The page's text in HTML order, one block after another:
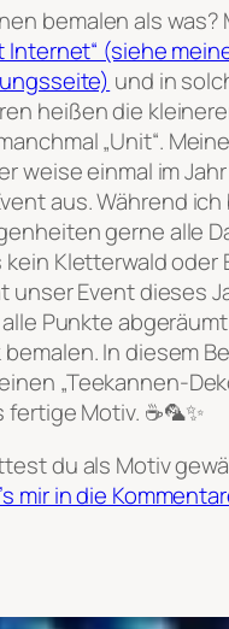
bemalen alswas?
Internet“ (siehe
und in
heißen die
„Unit“.
weise einmal im
aus. Während
gerne alle
Kletterwald oder
unser Event dieses
Punkte
bemalen. In diesem
„Teekannen-
fertige Motiv. ☕🦜✨
du als Motiv
mir in die